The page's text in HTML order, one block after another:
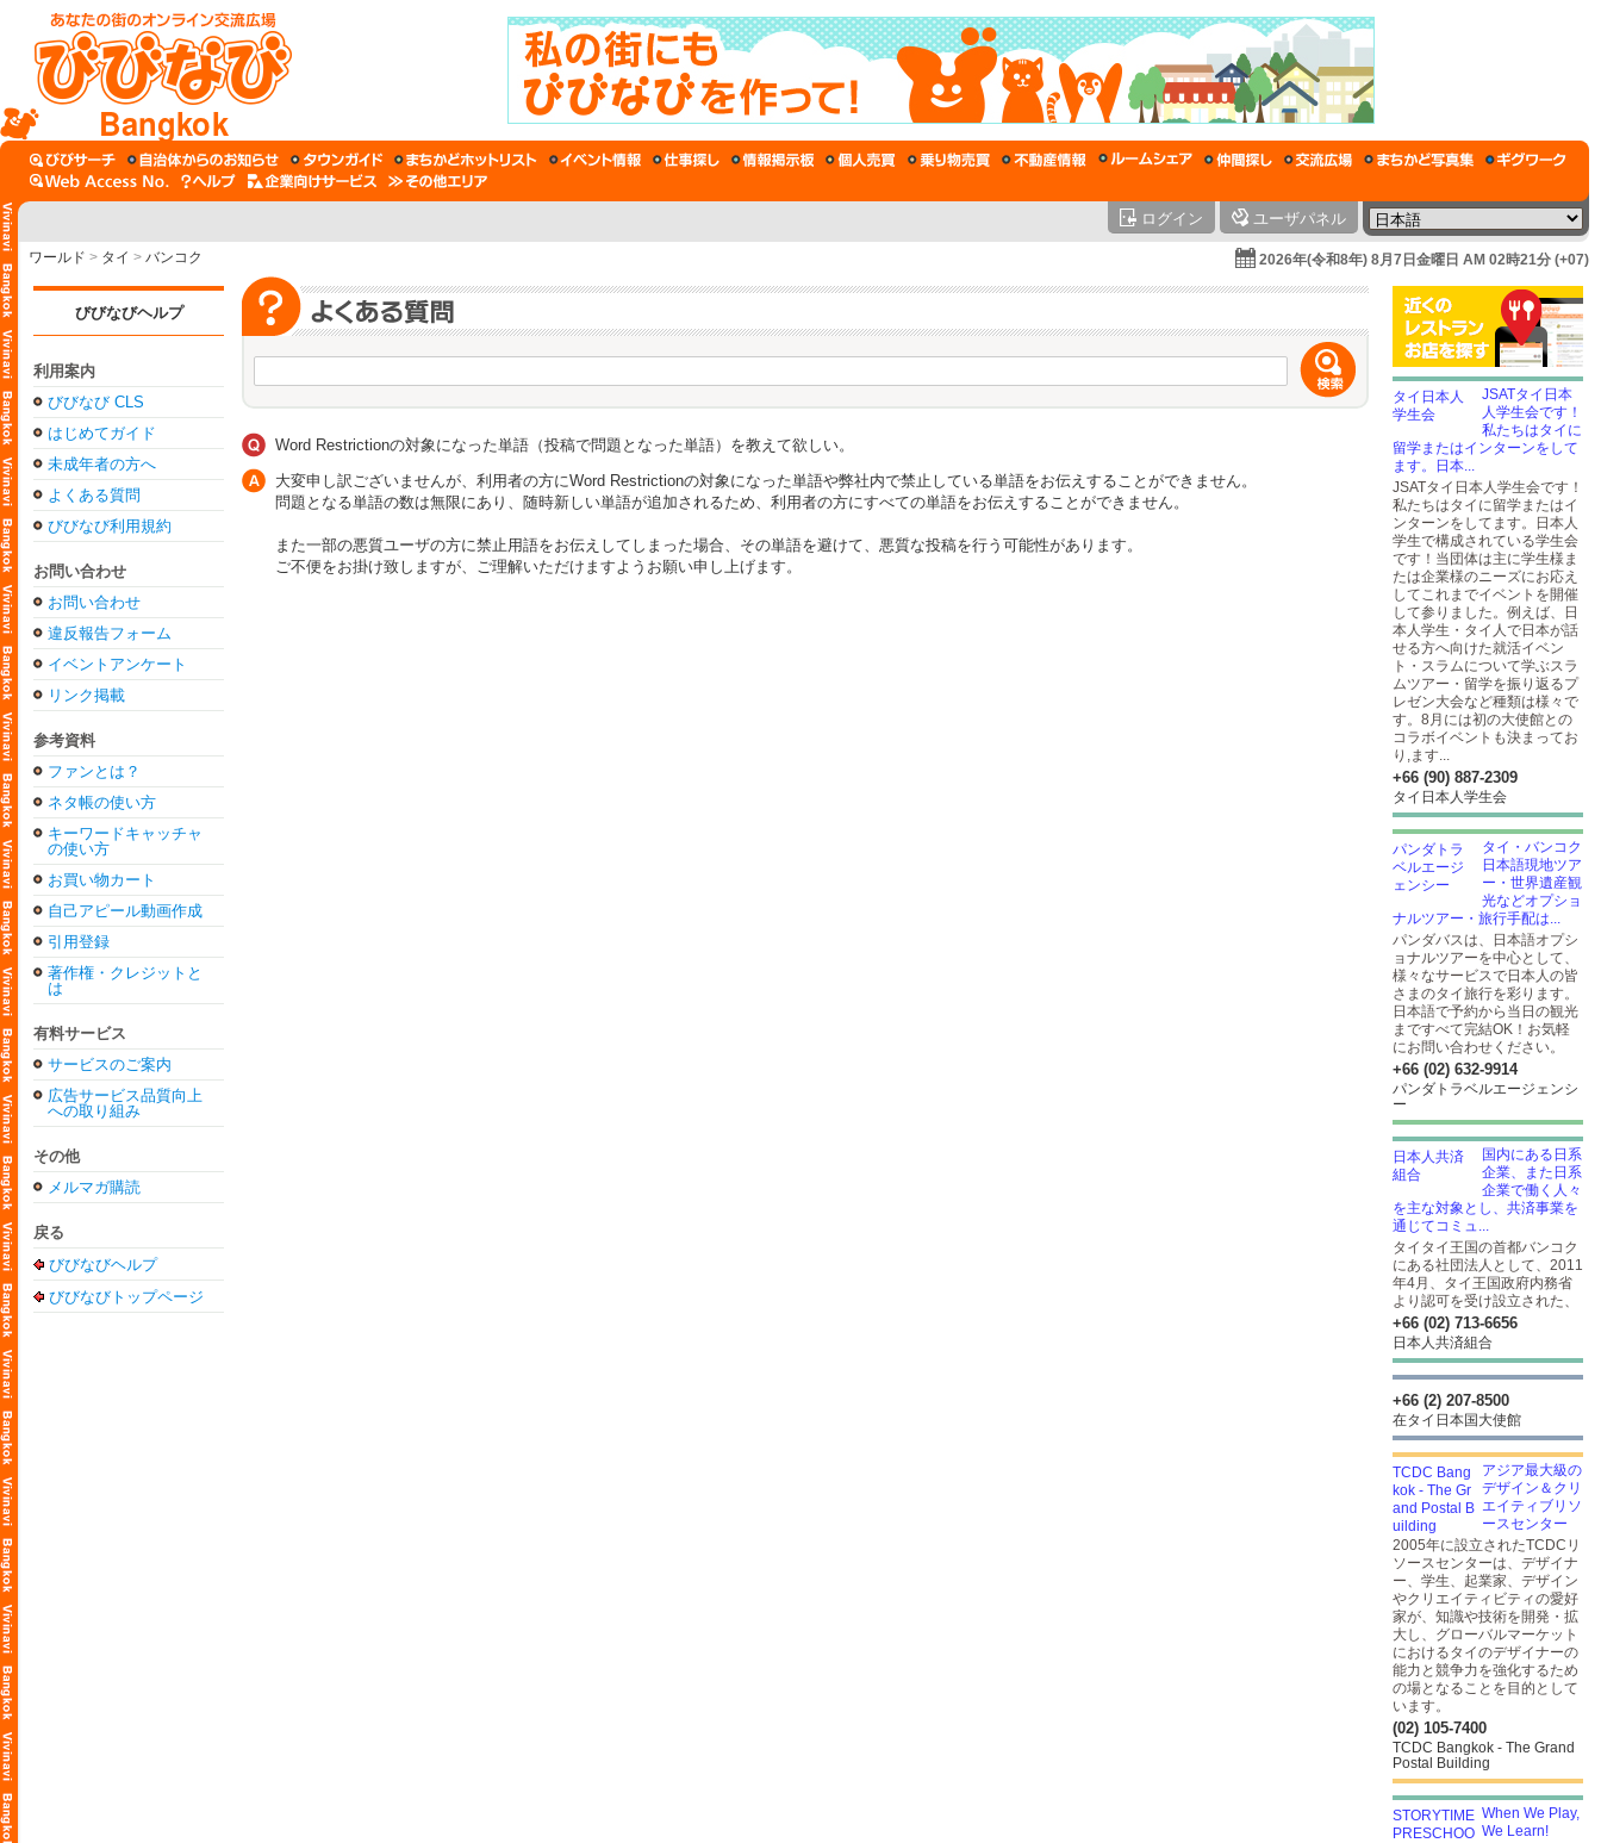
Bangkok
ログイン ユーザパネル
ワールド > タイ > バンコク 2026年(令和8年) 8月7日金曜日 AM 02時21分 (+07)
びびなびヘルプ
利用案内
びびなび CLS
はじめてガイド
未成年者の方へ
よくある質問
びびなび利用規約
お問い合わせ
お問い合わせ
違反報告フォーム
イベントアンケート
リンク掲載
参考資料
ファンとは？
ネタ帳の使い方
キーワードキャッチャ
の使い方
お買い物カート
自己アピール動画作成
引用登録
著作権・クレジットと
は
有料サービス
サービスのご案内
広告サービス品質向上
への取り組み
その他
メルマガ購読
戻る
びびなびヘルプ
びびなびトップページ
Word Restrictionの対象になった単語（投稿で問題となった単語）を教えて欲しい。
大変申し訳ございませんが、利用者の方にWord Restrictionの対象になった単語や弊社内で禁止している単語をお伝えすることができません。
問題となる単語の数は無限にあり、随時新しい単語が追加されるため、利用者の方にすべての単語をお伝えすることができません。
また一部の悪質ユーザの方に禁止用語をお伝えしてしまった場合、その単語を避けて、悪質な投稿を行う可能性があります。
ご不便をお掛け致しますが、ご理解いただけますようお願い申し上げます。
JSATタイ日本
人学生会です！
私たちはタイに
留学またはインターンをして
ます。日本...
JSATタイ日本人学生会です！
私たちはタイに留学またはイ
ンターンをしてます。日本人
学生で構成されている学生会
です！当団体は主に学生様ま
たは企業様のニーズにお応え
してこれまでイベントを開催
して参りました。例えば、日
本人学生・タイ人で日本が話
せる方へ向けた就活イベン
ト・スラムについて学ぶスラ
ムツアー・留学を振り返るプ
レゼン大会など種類は様々で
す。8月には初の大使館との
コラボイベントも決まってお
り,ます...
+66 (90) 887-2309
タイ日本人学生会
タイ・バンコク
日本語現地ツア
ー・世界遺産観
光などオプショ
ナルツアー・旅行手配は...
パンダバスは、日本語オプシ
ョナルツアーを中心として、
様々なサービスで日本人の皆
さまのタイ旅行を彩ります。
日本語で予約から当日の観光
まですべて完結OK！お気軽
にお問い合わせください。
+66 (02) 632-9914
パンダトラベルエージェンシ
ー
国内にある日系
企業、また日系
企業で働く人々
を主な対象とし、共済事業を
通じてコミュ...
タイタイ王国の首都バンコク
にある社団法人として、2011
年4月、タイ王国政府内務省
より認可を受け設立された、
+66 (02) 713-6656
日本人共済組合
+66 (2) 207-8500
在タイ日本国大使館
アジア最大級の
デザイン＆クリ
エイティブリソ
ースセンター
2005年に設立されたTCDCリ
ソースセンターは、デザイナ
ー、学生、起業家、デザイン
やクリエイティビティの愛好
家が、知識や技術を開発・拡
大し、グローバルマーケット
におけるタイのデザイナーの
能力と競争力を強化するため
の場となることを目的として
います。
(02) 105-7400
TCDC Bangkok - The Grand
Postal Building
When We Play,
We Learn!